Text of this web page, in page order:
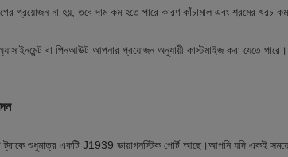
প্রয়োজন না হয়, তবে দাম কম হতে পারে কারণ কাঁচামাল এবং শ্রমের খরচ
বা পিনআউট আপনার প্রয়োজন অনুযায়ী কাস্টমাইজ করা যেতে পারে।
ট্রাকে শুধুমাত্র একটি J1939 ডায়াগনস্টিক পোর্ট আছে।আপনি যদি একই